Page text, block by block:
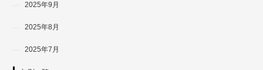
2025年9月
2025年8月
2025年7月